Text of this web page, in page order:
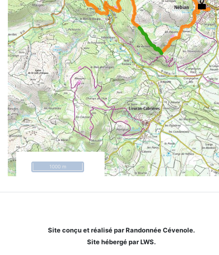
1000 m
Site conçu et réalisé par Randonnée Cévenole.
Site hébergé par LWS.